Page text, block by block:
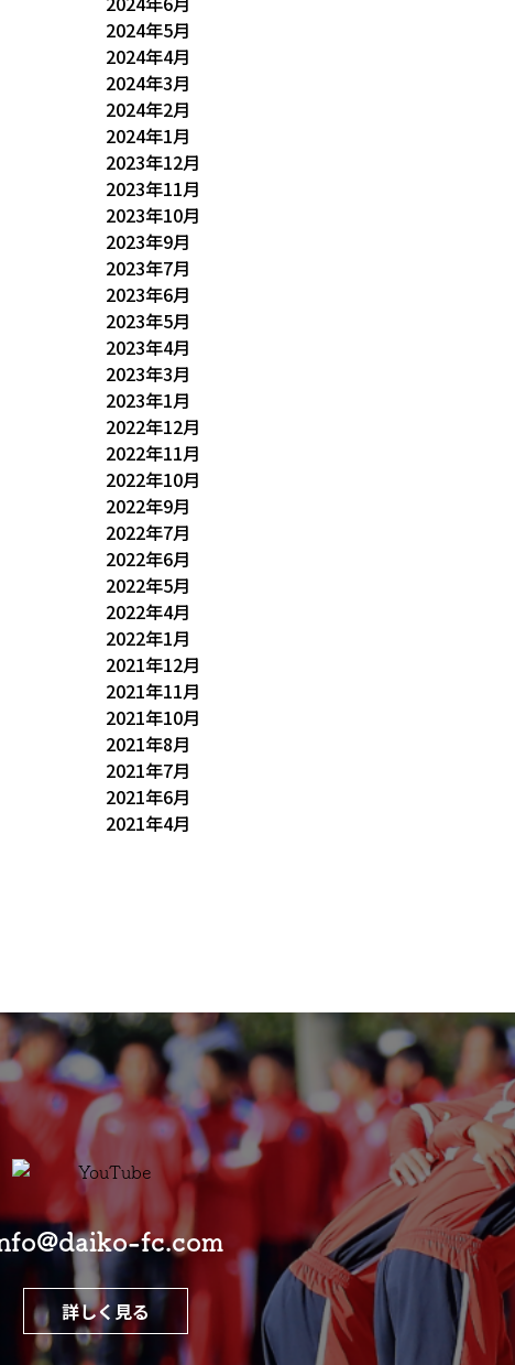
2024年5月
2024年4月
2024年3月
2024年2月
2024年1月
2023年12月
2023年11月
2023年10月
2023年9月
2023年7月
2023年6月
2023年5月
2023年4月
2023年3月
2023年1月
2022年12月
2022年11月
2022年10月
2022年9月
2022年7月
2022年6月
2022年5月
2022年4月
2022年1月
2021年12月
2021年11月
2021年10月
2021年8月
2021年7月
2021年6月
2021年4月
fc.com
詳しく見る